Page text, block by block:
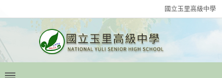
國立玉里高級中學